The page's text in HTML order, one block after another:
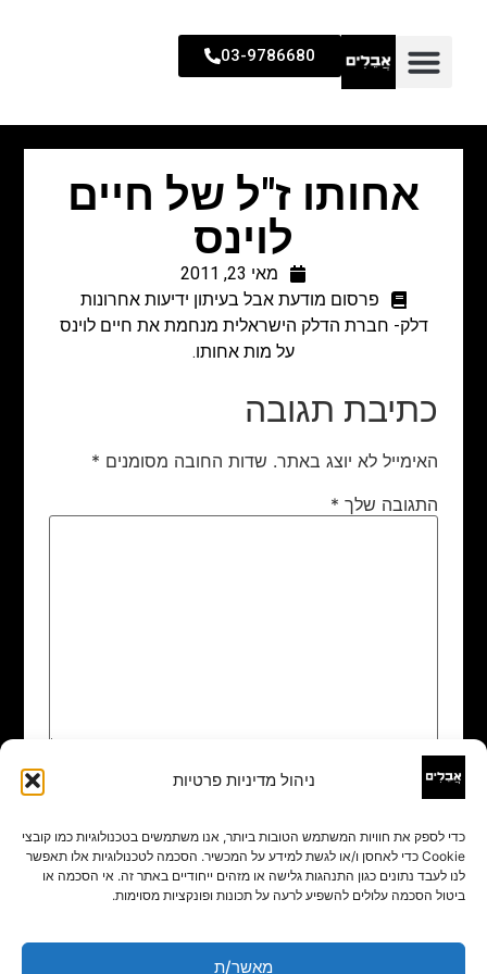
ניהול מדיניות פרטיות
כדי לספק את חוויות המשתמש הטובות ביותר, אנו משתמשים בטכנולוגיות כמו קובצי
Cookie כדי לאחסן ו/או לגשת למידע על המכשיר. הסכמה לטכנולוגיות אלו תאפשר
לנו לעבד נתונים כגון התנהגות גלישה או מזהים ייחודיים באתר זה. אי הסכמה או
ביטול הסכמה עלולים להשפיע לרעה על תכונות ופונקציות מסוימות.
מאשר/ת
03-9786680
אחותו ז"ל של חיים
לוינס
מאי 23, 2011
פרסום מודעת אבל בעיתון ידיעות אחרונות
דלק- חברת הדלק הישראלית מנחמת את חיים לוינס
על מות אחותו.
כתיבת תגובה
האימייל לא יוצג באתר. שדות החובה מסומנים *
התגובה שלך *
שם
אימייל*